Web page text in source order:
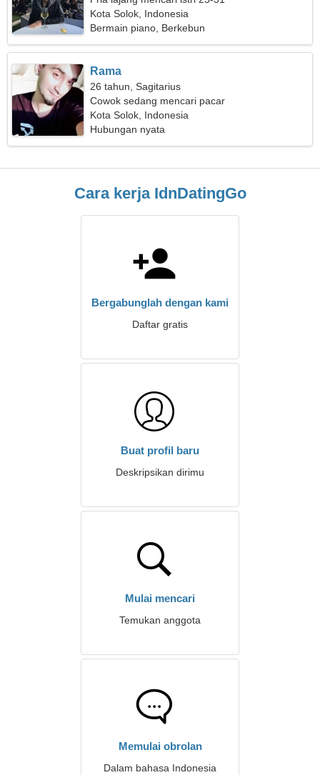
Kota Solok, Indonesia
Bermain piano, Berkebun
Rama
26 tahun, Sagitarius
Cowok sedang mencari pacar
Kota Solok, Indonesia
Hubungan nyata
Cara kerja IdnDatingGo
Bergabunglah dengan kami
Daftar gratis
Buat profil baru
Deskripsikan dirimu
Mulai mencari
Temukan anggota
Memulai obrolan
Dalam bahasa Indonesia